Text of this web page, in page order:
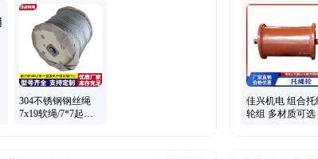
304不锈钢钢丝绳
7x19软绳/7*7起重
组、副压绳轮组
佳兴机电 组合托
轮组 多材质可选